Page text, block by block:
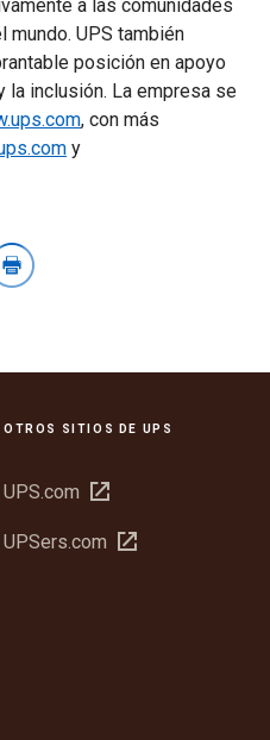
a las comunidades
mundo. UPS también
posición en apoyo
la inclusión. La empresa se
, con más
y
OTROS SITIOS DE UPS
UPS.com Abrir
una
UPSers.com Abrir